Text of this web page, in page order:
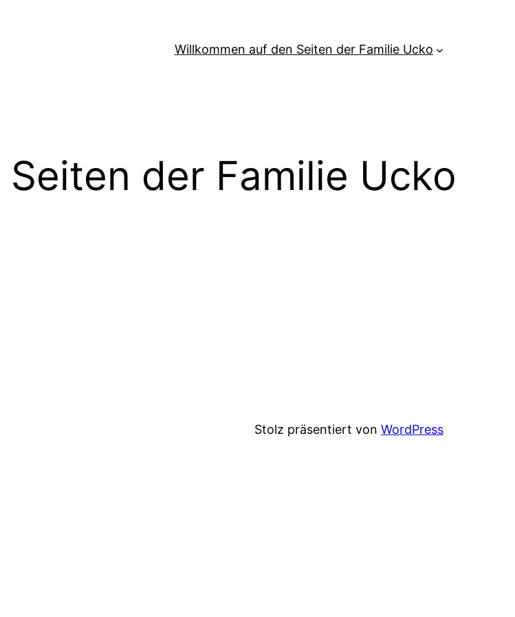
Willkommen auf den Seiten der Familie Ucko
der Familie Ucko
Stolz präsentiert von WordPress